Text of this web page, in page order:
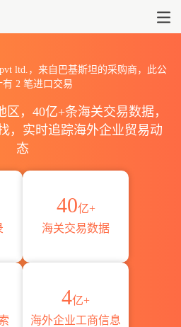
pvt ltd.，来自巴基斯坦的采购商，此公
有 2笔进口交易
，40亿+条海关交易数据，
，实时追踪海外企业贸易动
态
40亿+
海关交易数据
4亿+
海外企业工商信息